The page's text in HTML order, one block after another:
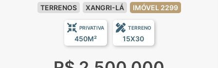
TERRENOS XANGRI-LÁ IMÓVEL 2299
PRIVATIVA
450M²
TERRENO
15X30